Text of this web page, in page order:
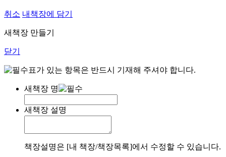
취소 내책장에 담기
새책장 만들기
닫기
표가 있는 항목은 반드시 기재해 주셔야 합니다.
새책장 명
새책장 설명
책장설명은 [내 책장/책장목록]에서 수정할 수 있습니다.